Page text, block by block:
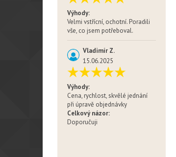
Výhody:
Velmi vstřícní, ochotní. Poradili
vše, co jsem potřeboval.
Vladimír Z.
15.06.2025
Výhody:
Cena, rychlost, skvělé jednání
při úpravě objednávky
Celkový názor:
Doporučuji